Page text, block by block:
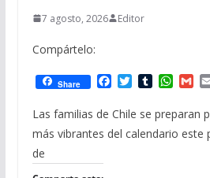
7 agosto, 2026 Editor
Compártelo:
Share
F
c
e
b
T
i
t
t
T
m
b
l
W
a
t
s
G
a
i
l
Las familias de Chile se preparan
más vibrantes del calendario este
de